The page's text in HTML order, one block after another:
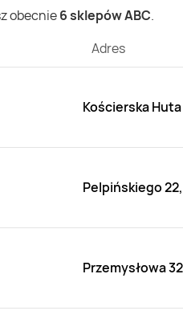
obecnie6 sklepów ABC.
Adres
Kościerska
Pelpińskiego
Przemysłowa